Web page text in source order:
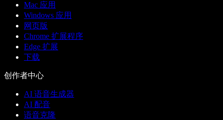
Mac 应用
Windows 应用
网页版
Chrome 扩展程序
Edge 扩展
下载
创作者中心
AI 语音生成器
AI 配音
语音克隆